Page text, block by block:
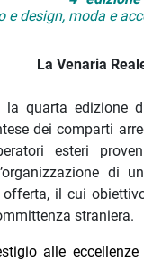
e design, moda e
La Venaria
la quarta edizione
dei comparti
esteri
di
il cui
straniera.
alle